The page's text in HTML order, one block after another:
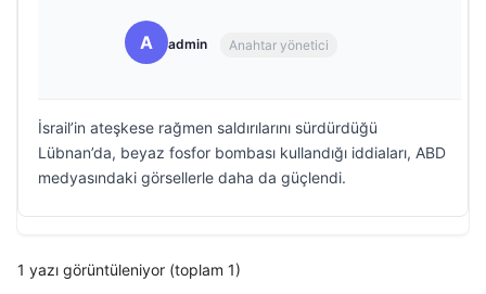
A admin Anahtar yönetici
İsrail’in ateşkese rağmen saldırılarını sürdürdüğü
Lübnan’da, beyaz fosfor bombası kullandığı iddiaları, ABD
medyasındaki görsellerle daha da güçlendi.
1 yazı görüntüleniyor (toplam 1)